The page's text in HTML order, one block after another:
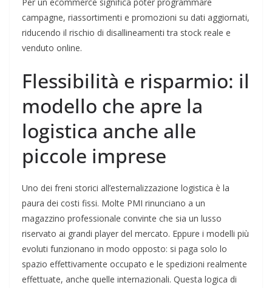
campagne, riassortimenti e promozioni su dati aggiornati,
riducendo il rischio di disallineamenti tra stock reale e
venduto online.
Flessibilità e risparmio: il
modello che apre la
logistica anche alle
piccole imprese
Uno dei freni storici all’esternalizzazione logistica è la
paura dei costi fissi. Molte PMI rinunciano a un
magazzino professionale convinte che sia un lusso
riservato ai grandi player del mercato. Eppure i modelli più
evoluti funzionano in modo opposto: si paga solo lo
spazio effettivamente occupato e le spedizioni realmente
effettuate, anche quelle internazionali. Questa logica di